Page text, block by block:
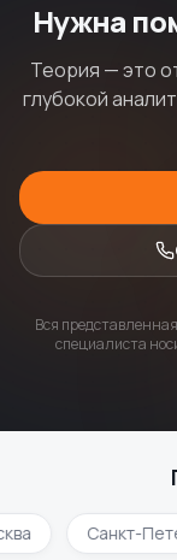
Нужна
Теория — это
глубокой
Вся
специалиста
Санкт-